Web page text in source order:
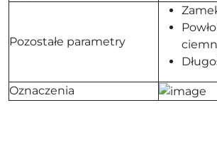
Pozostałe parametry
Oznaczenia